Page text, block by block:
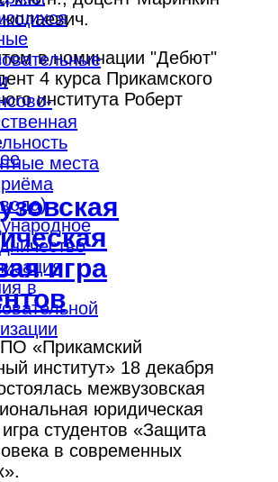
места
в
в номинации "Дебют"
4 курса Прикамского
института Роберт
игра
«Прикамский
институт» 18 декабря
межвузовская
юридическая
студентов «Защита
в современных